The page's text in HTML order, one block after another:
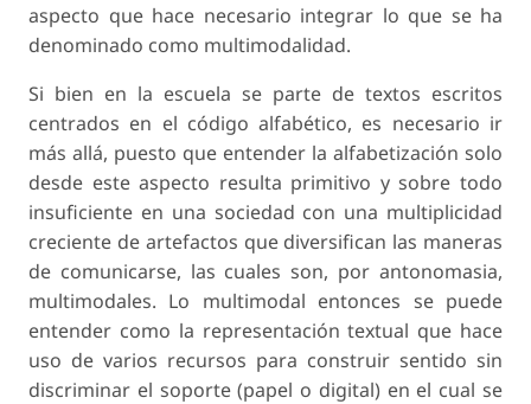
aspecto que hace necesario integrar lo que se ha
denominado como multimodalidad.
Si bien en la escuela se parte de textos escritos
centrados en el código alfabético, es necesario ir
más allá, puesto que entender la alfabetización solo
desde este aspecto resulta primitivo y sobre todo
insuficiente en una sociedad con una multiplicidad
creciente de artefactos que diversifican las maneras
de comunicarse, las cuales son, por antonomasia,
multimodales. Lo multimodal entonces se puede
entender como la representación textual que hace
uso de varios recursos para construir sentido sin
discriminar el soporte (papel o digital) en el cual se